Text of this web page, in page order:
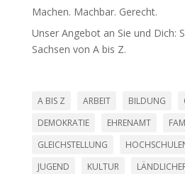
Machen. Machbar. Gerecht.
Unser Angebot an Sie und Dich:
Sachsen von A bis Z.
A BIS Z ARBEIT BILDUNG
DEMOKRATIE
EHRENAMT
GLEICHSTELLUNG
JUGEND
KULTUR